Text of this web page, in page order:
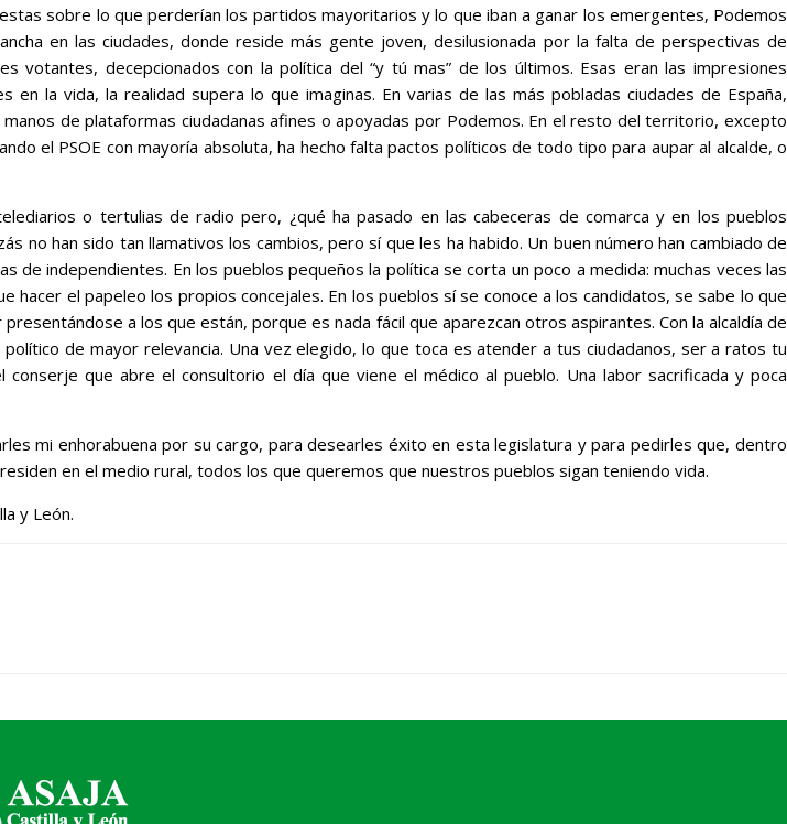
sobre lo que perderían los partidos mayoritarios y lo que iban a ganar los emergentes, Podemos
en las ciudades, donde reside más gente joven, desilusionada por la falta de perspectivas de
votantes, decepcionados con la política del “y tú mas” de los últimos. Esas eran las impresiones
en la vida, la realidad supera lo que imaginas. En varias de las más pobladas ciudades de España,
de plataformas ciudadanas afines o apoyadas por Podemos. En el resto del territorio, excepto
el PSOE con mayoría absoluta, ha hecho falta pactos políticos de todo tipo para aupar al alcalde, o
o tertulias de radio pero, ¿qué ha pasado en las cabeceras de comarca y en los pueblos
no han sido tan llamativos los cambios, pero sí que les ha habido. Un buen número han cambiado de
independientes. En los pueblos pequeños la política se corta un poco a medida: muchas veces las
el papeleo los propios concejales. En los pueblos sí se conoce a los candidatos, se sabe lo que
a los que están, porque es nada fácil que aparezcan otros aspirantes. Con la alcaldía de
de mayor relevancia. Una vez elegido, lo que toca es atender a tus ciudadanos, ser a ratos tu
que abre el consultorio el día que viene el médico al pueblo. Una labor sacrificada y poca
mi enhorabuena por su cargo, para desearles éxito en esta legislatura y para pedirles que, dentro
en el medio rural, todos los que queremos que nuestros pueblos sigan teniendo vida.
y León.